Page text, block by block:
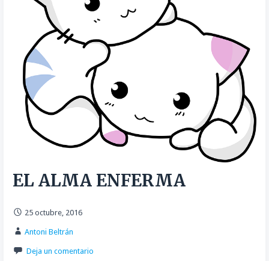
EL ALMA ENFERMA
25 octubre, 2016
Antoni Beltrán
Deja un comentario